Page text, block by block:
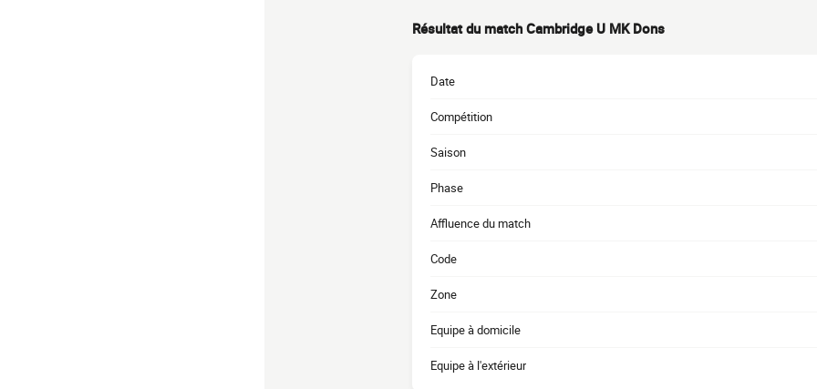
Résultat du match Cambridge U MK Dons
Date
Compétition
Saison
Phase
Affluence du match
Code
Zone
Equipe à domicile
Equipe à l'extérieur